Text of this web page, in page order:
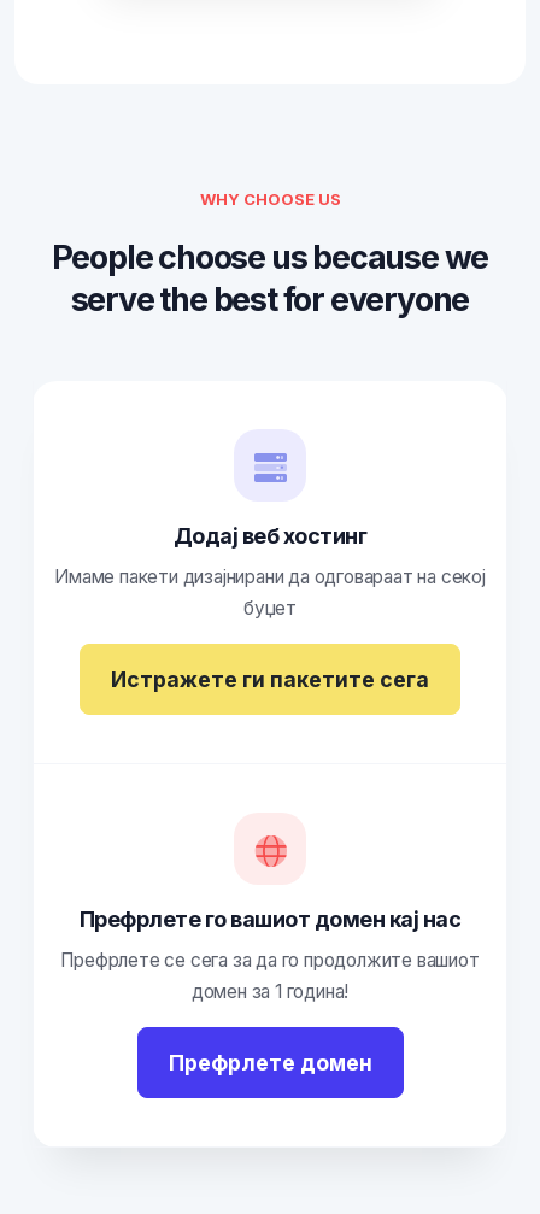
WHY CHOOSE US
People choose us because we
serve the best for everyone
Додај веб хостинг
Имаме пакети дизајнирани да одговараат на секој
буџет
Истражете ги пакетите сега
Префрлете го вашиот домен кај нас
Префрлете се сега за да го продолжите вашиот
домен за 1 година!
Префрлете домен